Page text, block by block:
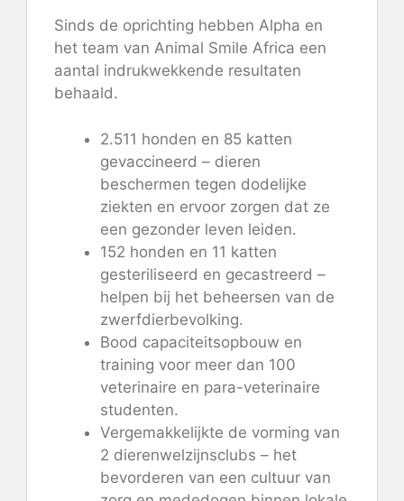
Sinds de oprichting hebben Alpha en
het team van Animal Smile Africa een
aantal indrukwekkende resultaten
behaald.
2.511 honden en 85 katten
gevaccineerd – dieren
beschermen tegen dodelijke
ziekten en ervoor zorgen dat ze
een gezonder leven leiden.
152 honden en 11 katten
gesteriliseerd en gecastreerd –
helpen bij het beheersen van de
zwerfdierbevolking.
Bood capaciteitsopbouw en
training voor meer dan 100
veterinaire en para-veterinaire
studenten.
Vergemakkelijkte de vorming van
2 dierenwelzijnsclubs – het
bevorderen van een cultuur van